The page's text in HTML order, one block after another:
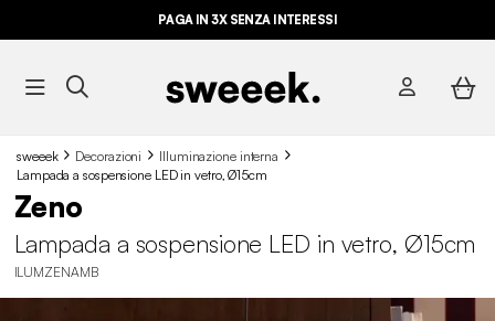
PAGA IN 3X SENZA INTERESSI
sweeek Decorazioni
Illuminazione interna
Lampada a sospensione LED in vetro, Ø15cm
Zeno
Lampada a sospensione LED in vetro, Ø15cm
ILUMZENAMB